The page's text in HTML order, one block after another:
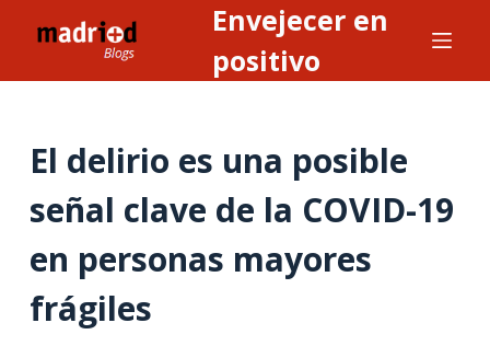
l
n
Envejecer en
positivo
El delirio es una posible
señal clave de la COVID-19
en personas mayores
frágiles